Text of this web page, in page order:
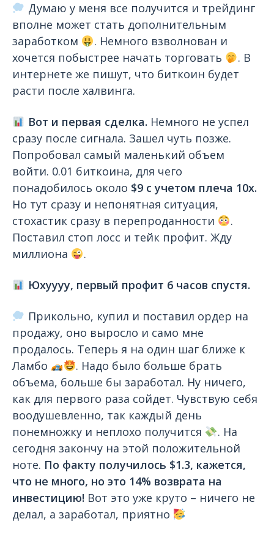
Думаю у меня все получится и трейдинг
вполне может стать дополнительным
заработком
. Немного взволнован и
хочется побыстрее начать торговать
. В
интернете же пишут, что биткоин будет
расти после халвинга.
Вот и первая сделка. Немного не успел
сразу после сигнала. Зашел чуть позже.
Попробовал самый маленький объем
войти. 0.01 биткоина, для чего
понадобилось около $9 с учетом плеча 10х.
Но тут сразу и непонятная ситуация,
стохастик сразу в перепроданности
.
Поставил стоп лосс и тейк профит. Жду
миллиона
.
Юхуууу, первый профит 6 часов спустя.
Прикольно, купил и поставил ордер на
продажу, оно выросло и само мне
продалось. Теперь я на один шаг ближе к
Ламбо
. Надо было больше брать
объема, больше бы заработал. Ну ничего,
как для первого раза сойдет. Чувствую себя
воодушевленно, так каждый день
понемножку и неплохо получится
. На
сегодня закончу на этой положительной
ноте. По факту получилось $1.3, кажется,
что не много, но это 14% возврата на
инвестицию! Вот это уже круто – ничего не
делал, а заработал, приятно